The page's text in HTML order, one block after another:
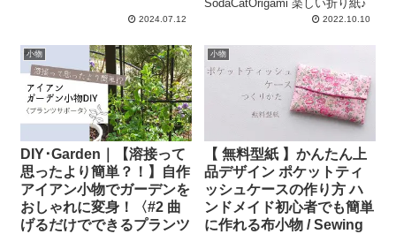
2024.07.12
SodaCatOrigami 楽しい折り紙♪
2022.10.10
小物
DIY･Garden｜【溶接って
思ったより簡単？！】自作
アイアン小物でガーデンを
おしゃれに変身！〈#2 曲
げるだけでできるプランツ
小物
【 無料型紙 】かんたん上
品デザイン ポケットティ
ッシュケースの作り方 ハ
ンドメイド初心者でも簡単
に作れる布小物 / Sewing